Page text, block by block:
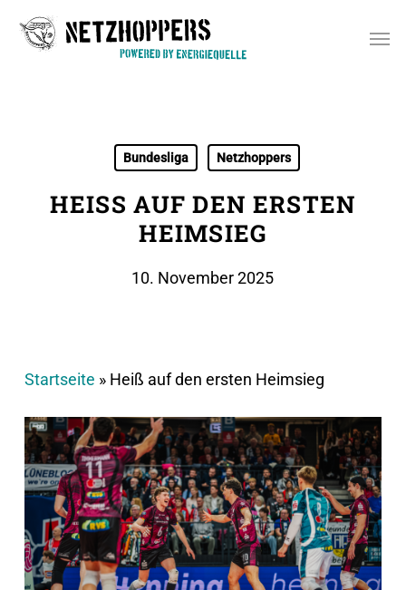
Bundesliga Netzhoppers
HEISS AUF DEN ERSTEN H
EIMSIEG
10. November 2025
Startseite » Heiß auf den ersten Heimsieg